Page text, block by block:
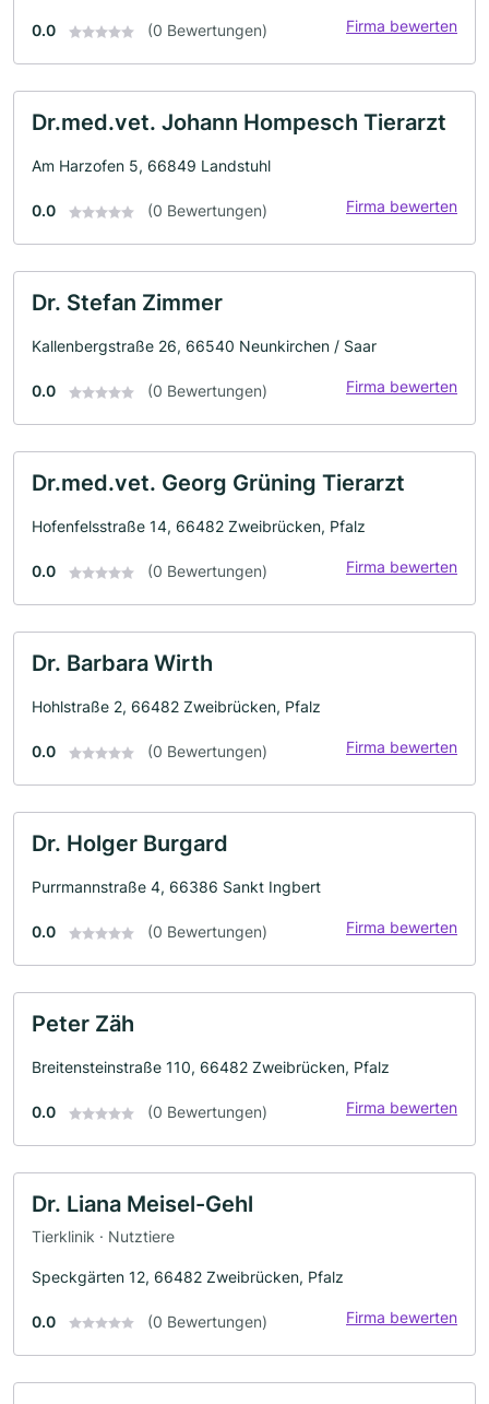
0.0 (0 Bewertungen) Firma bewerten
Dr.med.vet. Johann Hompesch Tierarzt
Am Harzofen 5, 66849 Landstuhl
0.0 (0 Bewertungen) Firma bewerten
Dr. Stefan Zimmer
Kallenbergstraße 26, 66540 Neunkirchen / Saar
0.0 (0 Bewertungen) Firma bewerten
Dr.med.vet. Georg Grüning Tierarzt
Hofenfelsstraße 14, 66482 Zweibrücken, Pfalz
0.0 (0 Bewertungen) Firma bewerten
Dr. Barbara Wirth
Hohlstraße 2, 66482 Zweibrücken, Pfalz
0.0 (0 Bewertungen) Firma bewerten
Dr. Holger Burgard
Purrmannstraße 4, 66386 Sankt Ingbert
0.0 (0 Bewertungen) Firma bewerten
Peter Zäh
Breitensteinstraße 110, 66482 Zweibrücken, Pfalz
0.0 (0 Bewertungen) Firma bewerten
Dr. Liana Meisel-Gehl
Tierklinik · Nutztiere
Speckgärten 12, 66482 Zweibrücken, Pfalz
0.0 (0 Bewertungen) Firma bewerten